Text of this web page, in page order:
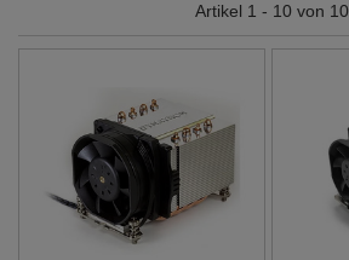
Artikel 1 - 10 von 10